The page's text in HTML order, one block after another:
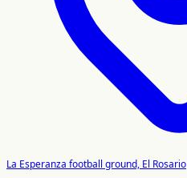
La Esperanza football ground, El Rosario